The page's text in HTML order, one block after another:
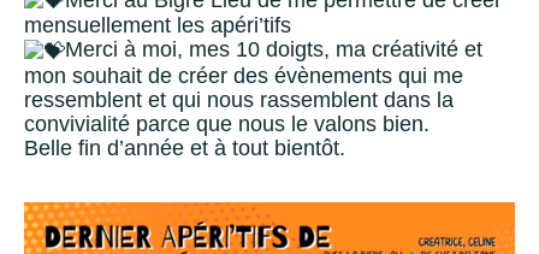
mensuellement les apéri’tifs
Merci à moi, mes 10 doigts, ma créativité et
mon souhait de créer des évènements qui me
ressemblent et qui nous rassemblent dans la
convivialité parce que nous le valons bien.
Belle fin d’année et à tout bientôt.